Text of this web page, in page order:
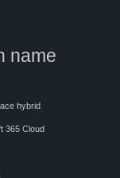
name
hybrid
365 Cloud